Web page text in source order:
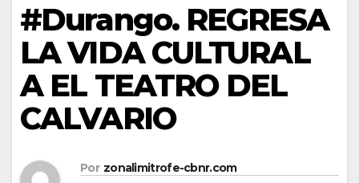
#Durango. REGRESA
LA VIDA CULTURAL
A EL TEATRO DEL
CALVARIO
Por zonalimitrofe-cbnr.com